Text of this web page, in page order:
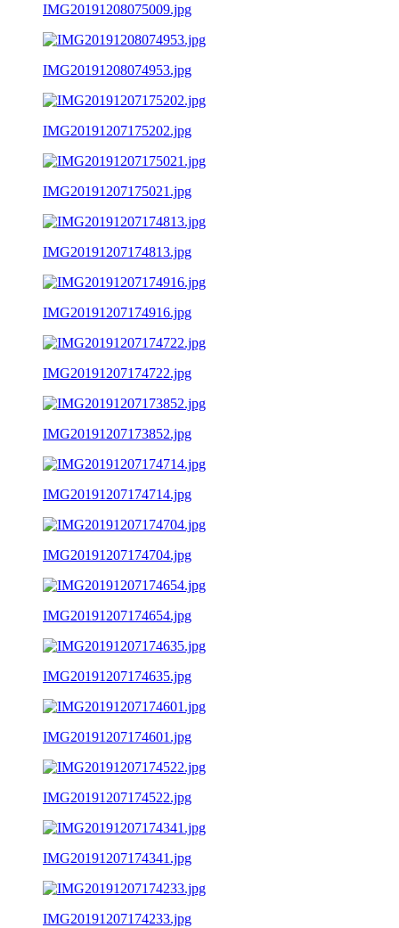
IMG20191208075009.jpg
IMG20191208074953.jpg
IMG20191207175202.jpg
IMG20191207175021.jpg
IMG20191207174813.jpg
IMG20191207174916.jpg
IMG20191207174722.jpg
IMG20191207173852.jpg
IMG20191207174714.jpg
IMG20191207174704.jpg
IMG20191207174654.jpg
IMG20191207174635.jpg
IMG20191207174601.jpg
IMG20191207174522.jpg
IMG20191207174341.jpg
IMG20191207174233.jpg